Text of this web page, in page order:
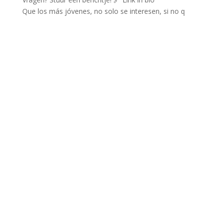
Que los más jóvenes, no solo se interesen, si no q